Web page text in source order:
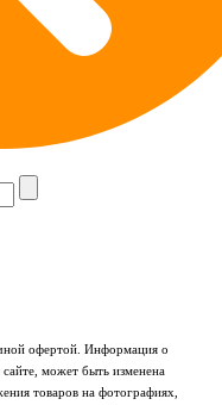
офертой. Информация о
сайте, может быть изменена
товаров на фотографиях,